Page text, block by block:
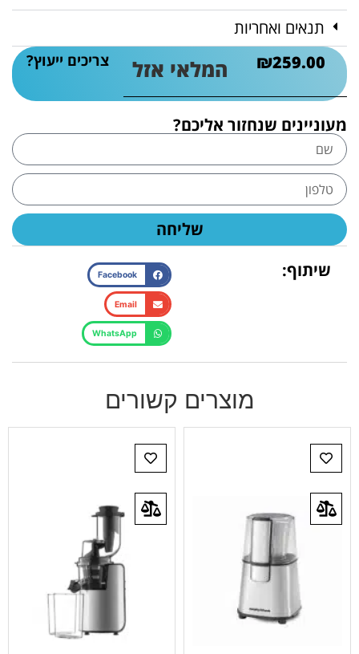
תנאים ואחריות
₪259.00 המלאי אזל צריכים ייעוץ?
מעוניינים שנחזור אליכם?
שליחה
שיתוף:
Facebook
Email
WhatsApp
מוצרים קשורים